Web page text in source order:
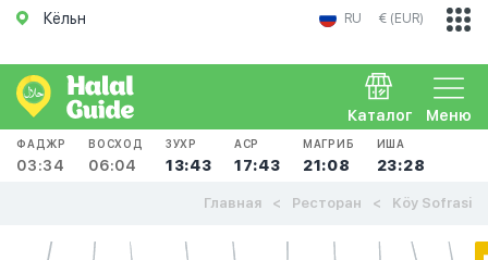
Кёльн RU € (EUR)
Меню
Каталог
ФАДЖР
03:34
ВОСХОД
06:04
ЗУХР
13:43
АСР
17:43
МАГРИБ
21:08
ИША
23:28
Главная Ресторан Köy Sofrasi